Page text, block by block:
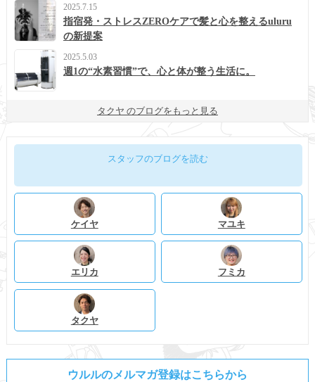
2025.7.15
指宿発・ストレスZEROケアで髪と心を整えるuluru
の新提案
2025.5.03
週1の“水素習慣”で、心と体が整う生活に。
タクヤ のブログをもっと見る
スタッフのブログを読む
ケイヤ マユキ
エリカ フミカ
タクヤ
ウルルのメルマガ登録はこちらから